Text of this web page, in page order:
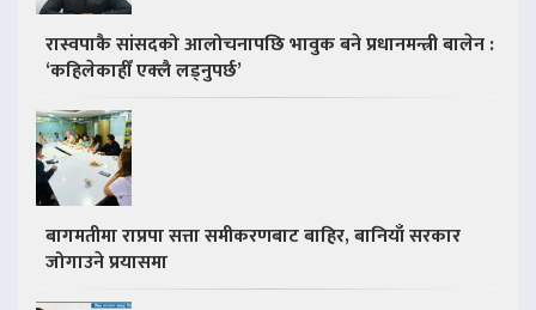
रास्वपाकै सांसदको आलोचनापछि भावुक बने प्रधानमन्त्री बालेन :
‘कहिलेकाहीँ एक्लै लड्नुपर्छ’
बागमतीमा राप्रपा सत्ता समीकरणबाट बाहिर, बानियाँ सरकार
जोगाउने प्रयासमा